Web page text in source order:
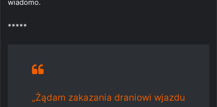
wiadomo.
*****
„Żądam zakazania draniowi wjazdu